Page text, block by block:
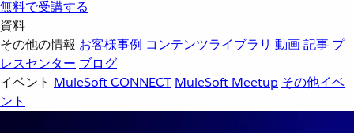
無料で受講する
資料
その他の情報 お客様事例 コンテンツライブラリ 動画記事 プ
レスセンター ブログ
イベント MuleSoft CONNECT MuleSoft Meetup その他イベ
ント